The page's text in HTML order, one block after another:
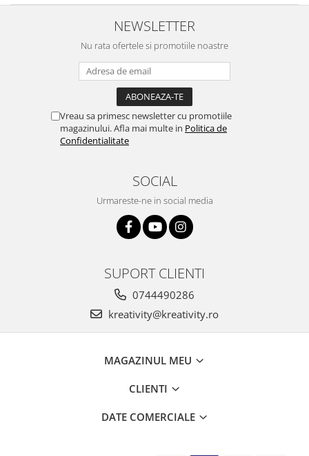
NEWSLETTER
Nu rata ofertele si promotiile noastre
Vreau sa primesc newsletter cu promotiile
magazinului. Afla mai multe in Politica de
Confidentialitate
SOCIAL
Urmareste-ne in social media
SUPORT CLIENTI
0744490286
kreativity@kreativity.ro
MAGAZINUL MEU
CLIENTI
DATE COMERCIALE